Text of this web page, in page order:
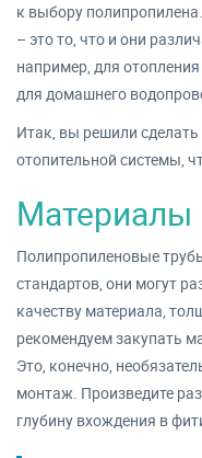
к выбору
– это то, что и они
например, для
для домашнего
Итак, вы решили
отопительной системы,
Материалы
Полипропиленовые
стандартов, они могут
качеству материала,
рекомендуем закупать
Это, конечно,
монтаж. Произведите
глубину вхождения в